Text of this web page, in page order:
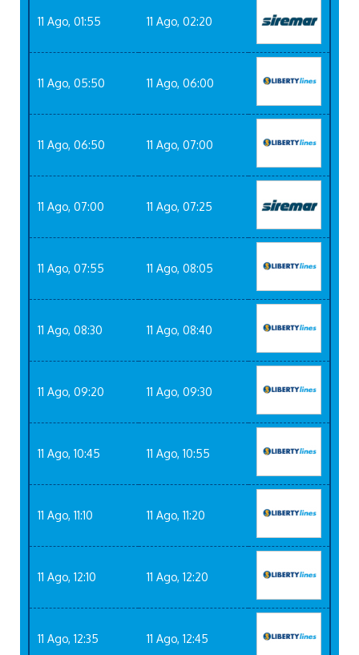
11 Ago, 01:55 11 Ago, 02:20
11 Ago, 05:50 11 Ago, 06:00
11 Ago, 06:50 11 Ago, 07:00
11 Ago, 07:00 11 Ago, 07:25
11 Ago, 07:55 11 Ago, 08:05
11 Ago, 08:30 11 Ago, 08:40
11 Ago, 09:20 11 Ago, 09:30
11 Ago, 10:45 11 Ago, 10:55
11 Ago, 11:10 11 Ago, 11:20
11 Ago, 12:10 11 Ago, 12:20
11 Ago, 12:35 11 Ago, 12:45